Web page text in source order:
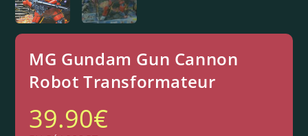
MG Gundam Gun Cannon
Robot Transformateur
39.90€